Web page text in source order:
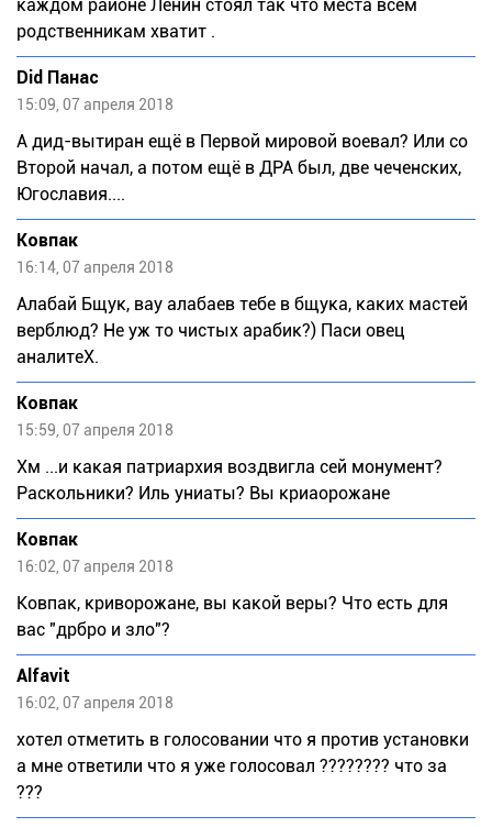
каждом районе Ленин стоял так что места всем
родственникам хватит .
Did Панас
15:09, 07 апреля 2018
А дид-вытиран ещё в Первой мировой воевал? Или со
Второй начал, а потом ещё в ДРА был, две чеченских,
Югославия....
Ковпак
16:14, 07 апреля 2018
Алабай Бщук, вау алабаев тебе в бщука, каких мастей
верблюд? Не уж то чистых арабик?) Паси овец
аналитеХ.
Ковпак
15:59, 07 апреля 2018
Хм ...и какая патриархия воздвигла сей монумент?
Раскольники? Иль униаты? Вы криаорожане
Ковпак
16:02, 07 апреля 2018
Ковпак, криворожане, вы какой веры? Что есть для
вас "дрбро и зло"?
Alfavit
16:02, 07 апреля 2018
хотел отметить в голосовании что я против установки
а мне ответили что я уже голосовал ???????? что за
???